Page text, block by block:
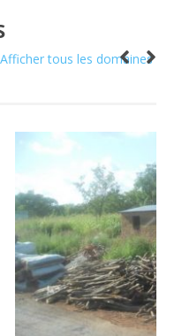
Afficher tous les domaines